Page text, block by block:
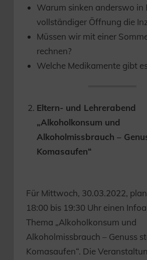
Warum sinken anderswo in
vollständiger Öffnung die
Müssen wir mit einer
rechnen?
Welche Medikamente gibt
Eltern- und Lehrerabend
„Alkoholkonsum und
Alkoholmissbrauch –
Komasaufen“
Für Mittwoch, 30.03.2022,
18:00 bis 19:30 Uhr einen
Thema „Alkoholkonsum und
Alkoholmissbrauch – Genuss
Komasaufen“. Die